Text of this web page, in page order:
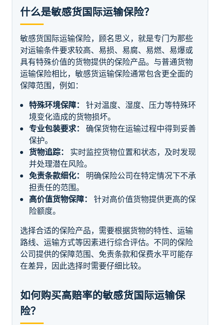
什么是敏感货国际运输保险？
敏感货国际运输保险，顾名思义，就是专门为那些
对运输条件要求较高、易损、易腐、易燃、易爆或
具有特殊价值的货物提供的保险产品。与普通货物
运输保险相比，敏感货运输保险通常包含更全面的
保障范围，例如：
特殊环境保障：
针对温度、湿度、压力等特殊环
境变化造成的货物损坏。
专业包装要求：
确保货物在运输过程中得到妥善
保护。
货物追踪：
实时监控货物位置和状态，及时发现
并处理潜在风险。
免责条款细化：
明确保险公司在特定情况下不承
担责任的范围。
高价值货物保障：
针对高价值货物提供更高的保
险额度。
选择合适的保险产品，需要根据货物的特性、运输
路线、运输方式等因素进行综合评估。不同的保险
公司提供的保障范围、免责条款和保费水平可能存
在差异，因此选择时需要仔细比较。
如何购买高赔率的敏感货国际运输保
险？